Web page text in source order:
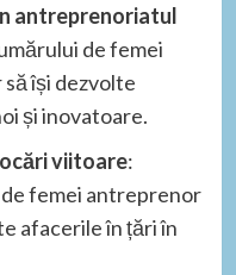
antreprenoriatul
de femei
își dezvolte
și inovatoare.
viitoare:
femei antreprenor
afacerile în țări în